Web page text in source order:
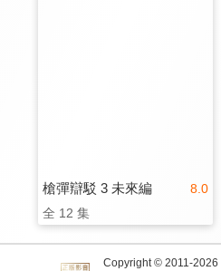
8.0
槍彈辯駁 3 未來編
全 12 集
Copyright © 2011-2026